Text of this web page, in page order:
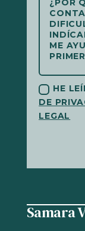
HE
DE
LEGAL
Samara